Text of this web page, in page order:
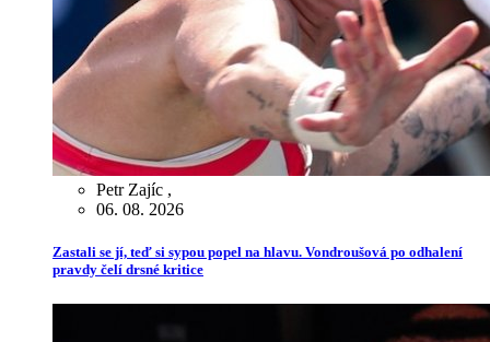
Petr Zajíc ,
06. 08. 2026
Zastali se jí, teď si sypou popel na hlavu. Vondroušová po odhalení
pravdy čelí drsné kritice